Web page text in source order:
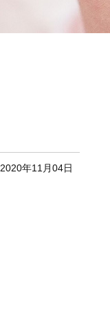
2020年11月04日